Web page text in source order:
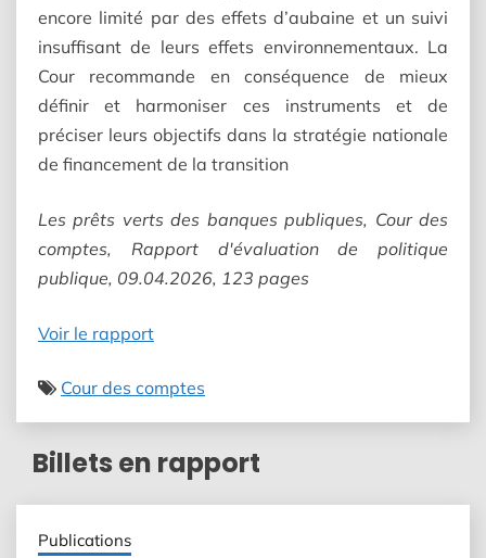
encore limité par des effets d’aubaine et un suivi
insuffisant de leurs effets environnementaux. La
Cour recommande en conséquence de mieux
définir et harmoniser ces instruments et de
préciser leurs objectifs dans la stratégie nationale
de financement de la transition
Les prêts verts des banques publiques, Cour des
comptes, Rapport d'évaluation de politique
publique, 09.04.2026, 123 pages
Voir le rapport
Cour des comptes
Billets en rapport
Publications